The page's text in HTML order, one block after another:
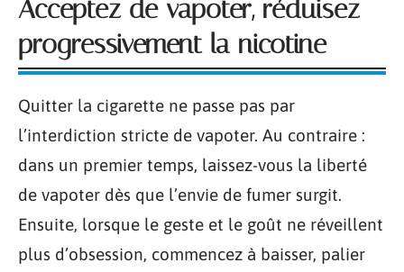
Acceptez de vapoter, réduisez
progressivement la nicotine
Quitter la cigarette ne passe pas par
l’interdiction stricte de vapoter. Au contraire :
dans un premier temps, laissez-vous la liberté
de vapoter dès que l’envie de fumer surgit.
Ensuite, lorsque le geste et le goût ne réveillent
plus d’obsession, commencez à baisser, palier